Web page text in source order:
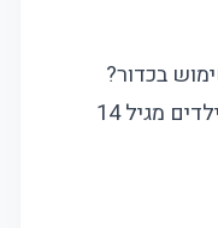
בכדור?
: מומלץ לשימוש עבור ילדים מגיל 14